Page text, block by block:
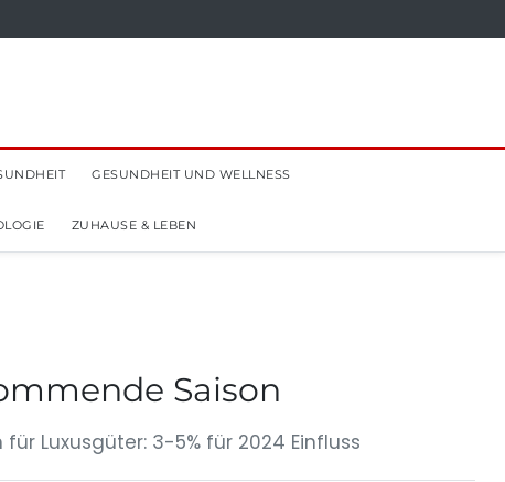
GESUNDHEIT UND WELLNESS
ZUHAUSE & LEBEN
Saison
Luxusgüter: 3-5% für 2024 Einfluss